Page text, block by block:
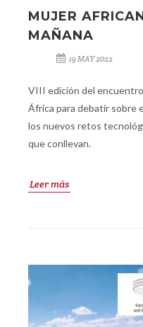
MUJER
MAÑANA
19 MAY 2022
VIII edición del
África para debatir sobre
los nuevos retos
que conllevan.
Leer más